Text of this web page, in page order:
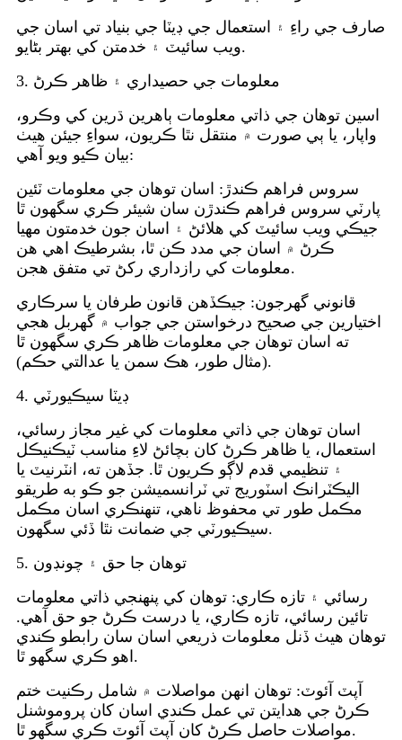
صارف جي راءِ ۽ استعمال جي ڊيٽا جي بنياد تي اسان جي
ويب سائيٽ ۽ خدمتن کي بهتر بڻايو.
3. معلومات جي حصيداري ۽ ظاهر ڪرڻ
اسين توهان جي ذاتي معلومات ٻاهرين ڌرين کي وڪرو،
واپار، يا ٻي صورت ۾ منتقل نٿا ڪريون، سواءِ جيئن هيٺ
بيان ڪيو ويو آهي:
سروس فراهم ڪندڙ: اسان توهان جي معلومات ٽئين
پارٽي سروس فراهم ڪندڙن سان شيئر ڪري سگهون ٿا
جيڪي ويب سائيٽ کي هلائڻ ۽ اسان جون خدمتون مهيا
ڪرڻ ۾ اسان جي مدد ڪن ٿا، بشرطيڪ اهي هن
معلومات کي رازداري رکڻ تي متفق هجن.
قانوني گهرجون: جيڪڏهن قانون طرفان يا سرڪاري
اختيارين جي صحيح درخواستن جي جواب ۾ گهربل هجي
ته اسان توهان جي معلومات ظاهر ڪري سگهون ٿا
(مثال طور، هڪ سمن يا عدالتي حڪم).
4. ڊيٽا سيڪيورٽي
اسان توهان جي ذاتي معلومات کي غير مجاز رسائي،
استعمال، يا ظاهر ڪرڻ کان بچائڻ لاءِ مناسب ٽيڪنيڪل
۽ تنظيمي قدم لاڳو ڪريون ٿا. جڏهن ته، انٽرنيٽ يا
اليڪٽرانڪ اسٽوريج تي ٽرانسميشن جو ڪو به طريقو
مڪمل طور تي محفوظ ناهي، تنهنڪري اسان مڪمل
سيڪيورٽي جي ضمانت نٿا ڏئي سگهون.
5. توهان جا حق ۽ چونڊون
رسائي ۽ تازه ڪاري: توهان کي پنهنجي ذاتي معلومات
تائين رسائي، تازه ڪاري، يا درست ڪرڻ جو حق آهي.
توهان هيٺ ڏنل معلومات ذريعي اسان سان رابطو ڪندي
اهو ڪري سگهو ٿا.
آپٽ آئوٽ: توهان انهن مواصلات ۾ شامل رڪنيت ختم
ڪرڻ جي هدايتن تي عمل ڪندي اسان کان پروموشنل
مواصلات حاصل ڪرڻ کان آپٽ آئوٽ ڪري سگهو ٿا.